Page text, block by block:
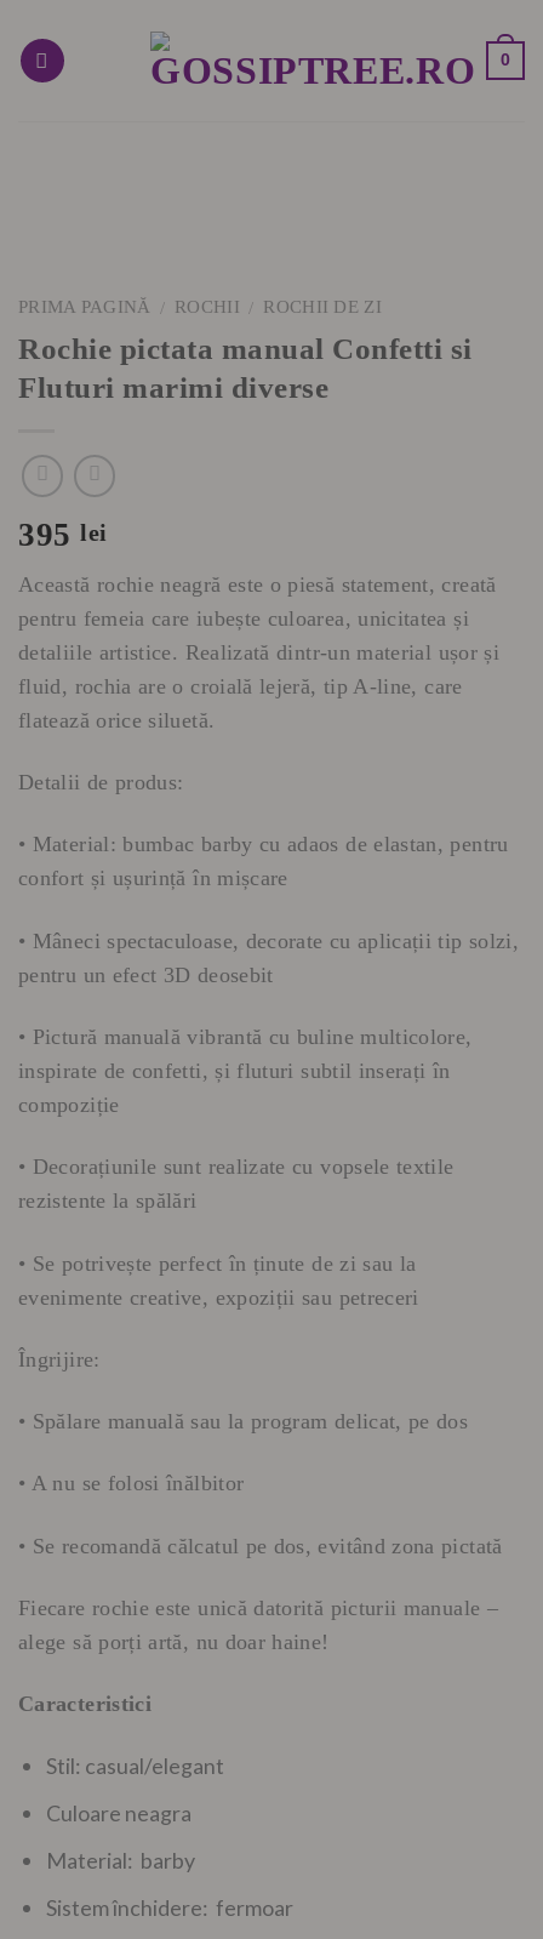
content
0
PRIMA PAGINĂ / ROCHII / ROCHII DE ZI
Rochie pictata manual Confetti si
Fluturi marimi diverse
395lei
Această rochie neagră este o piesă statement, creată
pentru femeia care iubește culoarea, unicitatea și
detaliile artistice. Realizată dintr-un material ușor și
fluid, rochia are o croială lejeră, tip A-line, care
flatează orice siluetă.
Detalii de produs:
• Material: bumbac barby cu adaos de elastan, pentru
confort și ușurință în mișcare
• Mâneci spectaculoase, decorate cu aplicații tip solzi,
pentru un efect 3D deosebit
• Pictură manuală vibrantă cu buline multicolore,
inspirate de confetti, și fluturi subtil inserați în
compoziție
• Decorațiunile sunt realizate cu vopsele textile
rezistente la spălări
• Se potrivește perfect în ținute de zi sau la
evenimente creative, expoziții sau petreceri
Îngrijire:
• Spălare manuală sau la program delicat, pe dos
• A nu se folosi înălbitor
• Se recomandă călcatul pe dos, evitând zona pictată
Fiecare rochie este unică datorită picturii manuale –
alege să porți artă, nu doar haine!
Caracteristici
Stil: casual/elegant
Culoare neagra
Material: barby
Sistem închidere: fermoar